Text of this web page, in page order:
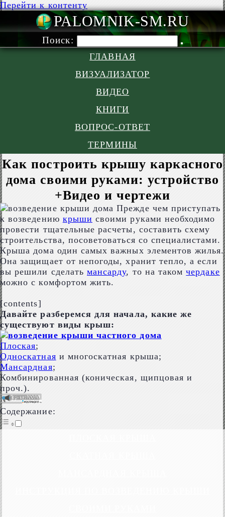
Перейти к контенту
PALOMNIK-
Поиск:
ГЛАВНАЯ
ВИЗУАЛИЗАТОР
ВИДЕО
КНИГИ
ВОПРОС-ОТВЕТ
ТЕРМИНЫ
Как построить крышу каркасного
дома своими руками: устройство
+Видео и чертежи
Прежде чем приступать
к возведению крыши своими руками необходимо
провести тщательные расчеты, составить схему
строительства, посоветоваться со специалистами.
Крыша дома один самых важных элементов жилья.
Она защищает от непогоды, хранит тепло, а если
вы решили сделатьмансарду, то на такомчердаке
можно с комфортом жить.
[contents]
Давайте разберемся для начала, какие же
существуют виды крыш:
Плоская;
Односкатная и многоскатная крыша;
Мансардная;
Комбинированная (коническая, щипцовая и
проч.).
Содержание: